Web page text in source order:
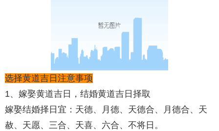
选择黄道吉日注意事项
1、嫁娶黄道吉日，结婚黄道吉日择取
嫁娶结婚择日宜：天德、月德、天德合、月德合、天
赦、天愿、三合、天喜、六合、不将日。